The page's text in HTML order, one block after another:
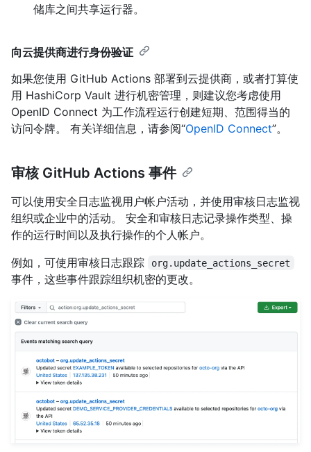
储库之间共享运行器。
向云提供商进行身份验证
如果您使用 GitHub Actions 部署到云提供商，或者打算使
用 HashiCorp Vault 进行机密管理，则建议您考虑使用
OpenID Connect 为工作流程运行创建短期、范围得当的
访问令牌。 有关详细信息，请参阅“OpenID Connect”。
审核 GitHub Actions 事件
可以使用安全日志监视用户帐户活动，并使用审核日志监视
组织或企业中的活动。 安全和审核日志记录操作类型、操
作的运行时间以及执行操作的个人帐户。
例如，可使用审核日志跟踪
org.update_actions_secret
事件，这些事件跟踪组织机密的更改。